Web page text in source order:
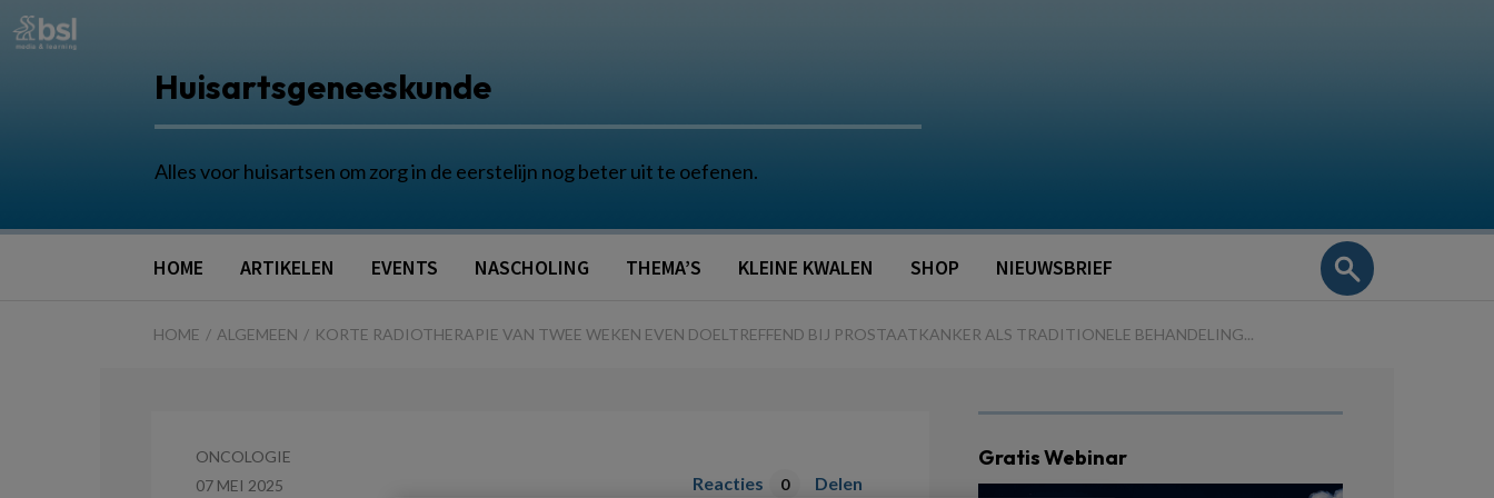
Huisartsgeneeskunde
Alles voor huisartsen om zorg in de eerstelijn nog beter uit te oefenen.
HOME ARTIKELEN EVENTS NASCHOLING THEMA’S KLEINE KWALEN SHOP NIEUWSBRIEF
HOME ALGEMEEN KORTE RADIOTHERAPIE VAN TWEE WEKEN EVEN DOELTREFFEND BIJ PROSTAATKANKER ALS TRADITIONELE BEHANDELING...
ONCOLOGIE
07 MEI 2025
Reacties 0 Delen
Gratis Webinar